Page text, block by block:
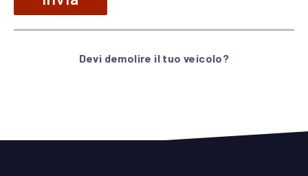
Devi demolire il tuo veicolo?